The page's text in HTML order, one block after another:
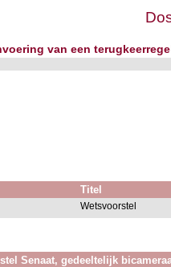
van een
Titel
Wetsvoorstel
Senaat, gedeeltelijk